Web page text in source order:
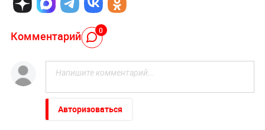
Комментарий 0
Авторизоваться